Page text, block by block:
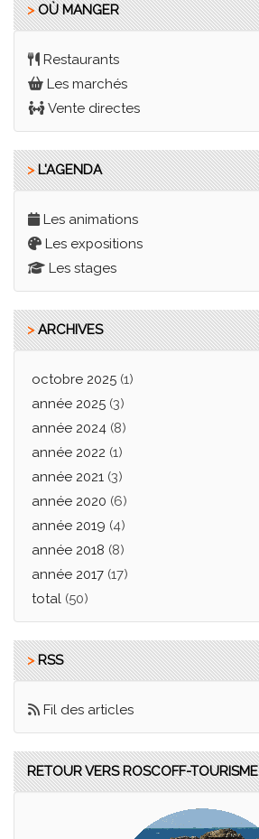
>OÙ MANGER
Restaurants
Les marchés
Vente directes
>L'AGENDA
Les animations
Les expositions
Les stages
>ARCHIVES
octobre 2025(1)
année 2025(3)
année 2024(8)
année 2022 (1)
année 2021(3)
année 2020 (6)
année 2019 (4)
année 2018 (8)
année 2017(17)
total (50)
>RSS
Fil des articles
RETOUR VERS ROSCOFF-TOURISME